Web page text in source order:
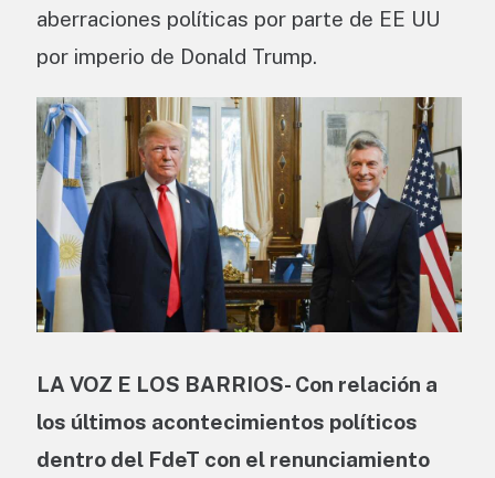
aberraciones políticas por parte de EE UU
por imperio de Donald Trump.
LA VOZ E LOS BARRIOS- Con relación a
los últimos acontecimientos políticos
dentro del FdeT con el renunciamiento